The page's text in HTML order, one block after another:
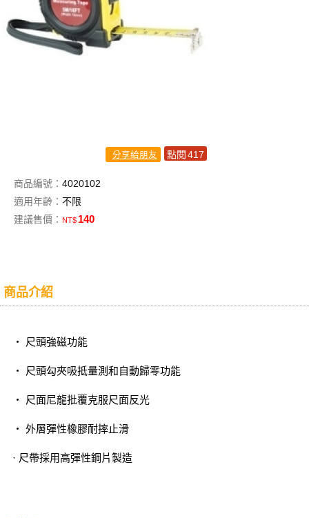
分享給朋友 點閱417
商品編號： 4020102
適用年齡： 不限
建議售價： NT$ 140
商品介紹
‧ 尺頭強磁功能
‧ 尺頭勾夾吸抵量測和自動歸零功能
‧ 尺面尼龍批覆克服尺面反光
‧ 外層彈性橡膠耐摔止滑
· 尺帶採用高彈性鋼片製造